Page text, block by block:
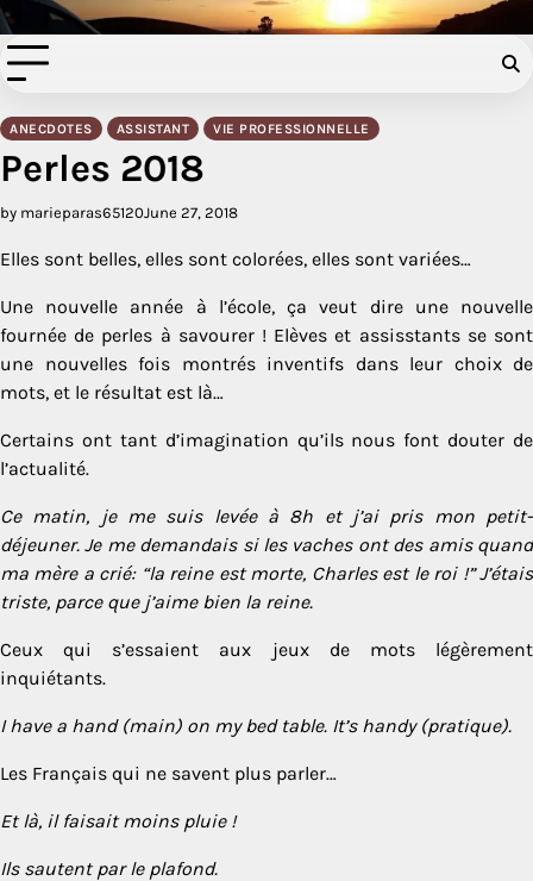
Skip
to
content
Filer à l'anglaise
ANECDOTES ASSISTANT VIE PROFESSIONNELLE
Perles 2018
by marieparas65120June 27, 2018
Elles sont belles, elles sont colorées, elles sont variées…
Une nouvelle année à l’école, ça veut dire une nouvelle
fournée de perles à savourer ! Elèves et assisstants se sont
une nouvelles fois montrés inventifs dans leur choix de
mots, et le résultat est là…
Certains ont tant d’imagination qu’ils nous font douter de
l’actualité.
Ce matin, je me suis levée à 8h et j’ai pris mon petit-
déjeuner. Je me demandais si les vaches ont des amis quand
ma mère a crié: “la reine est morte, Charles est le roi !” J’étais
triste, parce que j’aime bien la reine.
Ceux qui s’essaient aux jeux de mots légèrement
inquiétants.
I have a hand (main) on my bed table. It’s handy (pratique).
Les Français qui ne savent plus parler…
Et là, il faisait moins pluie !
Ils sautent par le plafond.